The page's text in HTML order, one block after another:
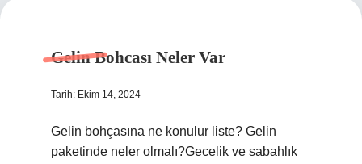
Gelin Bohcası Neler Var
Tarih: Ekim 14, 2024
Gelin bohçasına ne konulur liste? Gelin
paketinde neler olmalı?Gecelik ve sabahlık